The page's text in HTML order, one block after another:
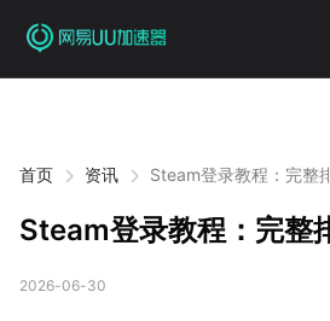
首页 资讯 Steam登录教程：完整
Steam登录教程：完整
2026-06-30